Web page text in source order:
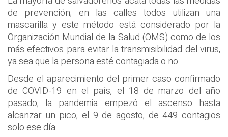
de prevención; en las calles todos utilizan una
mascarilla y este método está considerado por la
Organización Mundial de la Salud (OMS) como de los
más efectivos para evitar la transmisibilidad del virus,
ya sea que la persona esté contagiada o no.
Desde el aparecimiento del primer caso confirmado
de COVID-19 en el país, el 18 de marzo del año
pasado, la pandemia empezó el ascenso hasta
alcanzar un pico, el 9 de agosto, de 449 contagios
solo ese día.